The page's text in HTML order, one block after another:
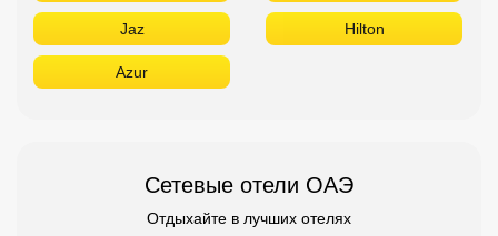
Jaz Hilton
Azur
Сетевые отели ОАЭ
Отдыхайте в лучших отелях